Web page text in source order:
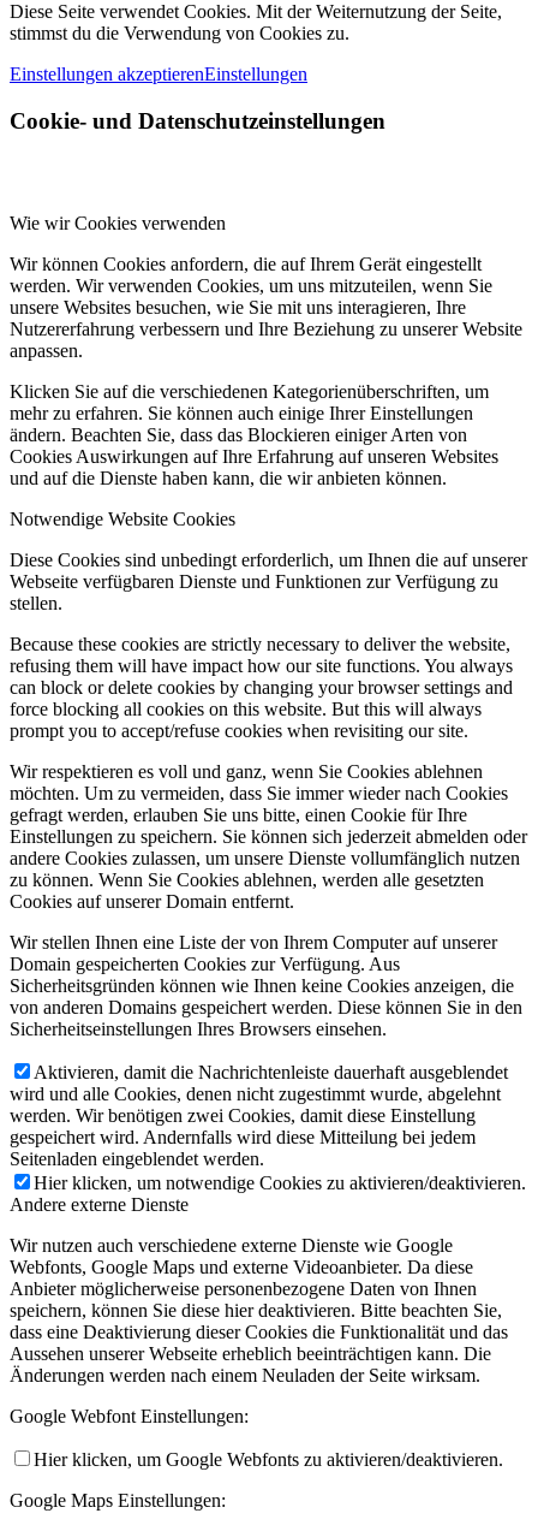
Diese Seite verwendet Cookies. Mit der Weiternutzung der Seite,
stimmst du die Verwendung von Cookies zu.
Einstellungen akzeptierenEinstellungen
Cookie- und Datenschutzeinstellungen
Wie wir Cookies verwenden
Wir können Cookies anfordern, die auf Ihrem Gerät eingestellt
werden. Wir verwenden Cookies, um uns mitzuteilen, wenn Sie
unsere Websites besuchen, wie Sie mit uns interagieren, Ihre
Nutzererfahrung verbessern und Ihre Beziehung zu unserer Website
anpassen.
Klicken Sie auf die verschiedenen Kategorienüberschriften, um
mehr zu erfahren. Sie können auch einige Ihrer Einstellungen
ändern. Beachten Sie, dass das Blockieren einiger Arten von
Cookies Auswirkungen auf Ihre Erfahrung auf unseren Websites
und auf die Dienste haben kann, die wir anbieten können.
Notwendige Website Cookies
Diese Cookies sind unbedingt erforderlich, um Ihnen die auf unserer
Webseite verfügbaren Dienste und Funktionen zur Verfügung zu
stellen.
Because these cookies are strictly necessary to deliver the website,
refusing them will have impact how our site functions. You always
can block or delete cookies by changing your browser settings and
force blocking all cookies on this website. But this will always
prompt you to accept/refuse cookies when revisiting our site.
Wir respektieren es voll und ganz, wenn Sie Cookies ablehnen
möchten. Um zu vermeiden, dass Sie immer wieder nach Cookies
gefragt werden, erlauben Sie uns bitte, einen Cookie für Ihre
Einstellungen zu speichern. Sie können sich jederzeit abmelden oder
andere Cookies zulassen, um unsere Dienste vollumfänglich nutzen
zu können. Wenn Sie Cookies ablehnen, werden alle gesetzten
Cookies auf unserer Domain entfernt.
Wir stellen Ihnen eine Liste der von Ihrem Computer auf unserer
Domain gespeicherten Cookies zur Verfügung. Aus
Sicherheitsgründen können wie Ihnen keine Cookies anzeigen, die
von anderen Domains gespeichert werden. Diese können Sie in den
Sicherheitseinstellungen Ihres Browsers einsehen.
Aktivieren, damit die Nachrichtenleiste dauerhaft ausgeblendet
wird und alle Cookies, denen nicht zugestimmt wurde, abgelehnt
werden. Wir benötigen zwei Cookies, damit diese Einstellung
gespeichert wird. Andernfalls wird diese Mitteilung bei jedem
Seitenladen eingeblendet werden.
Hier klicken, um notwendige Cookies zu aktivieren/deaktivieren.
Andere externe Dienste
Wir nutzen auch verschiedene externe Dienste wie Google
Webfonts, Google Maps und externe Videoanbieter. Da diese
Anbieter möglicherweise personenbezogene Daten von Ihnen
speichern, können Sie diese hier deaktivieren. Bitte beachten Sie,
dass eine Deaktivierung dieser Cookies die Funktionalität und das
Aussehen unserer Webseite erheblich beeinträchtigen kann. Die
Änderungen werden nach einem Neuladen der Seite wirksam.
Google Webfont Einstellungen:
Hier klicken, um Google Webfonts zu aktivieren/deaktivieren.
Google Maps Einstellungen: